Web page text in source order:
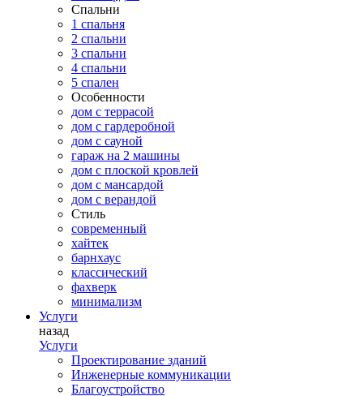
Спальни
1 спальня
2 спальни
3 спальни
4 спальни
5 спален
Особенности
дом с террасой
дом с гардеробной
дом с сауной
гараж на 2 машины
дом с плоской кровлей
дом с мансардой
дом с верандой
Стиль
современный
хайтек
барнхаус
классический
фахверк
минимализм
Услуги
назад
Услуги
Проектирование зданий
Инженерные коммуникации
Благоустройство